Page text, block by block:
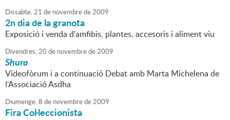
Dissabte,21 de novembrede2009
2n dia de la granota
Exposició i venda d'amfibis, plantes, accesoris i aliment viu
Divendres,20 de novembrede2009
Shura
Videofòrum i a continuació Debat amb Marta Michelena de
l'Associació Asdha
Diumenge,8 de novembrede2009
Fira Col·leccionista